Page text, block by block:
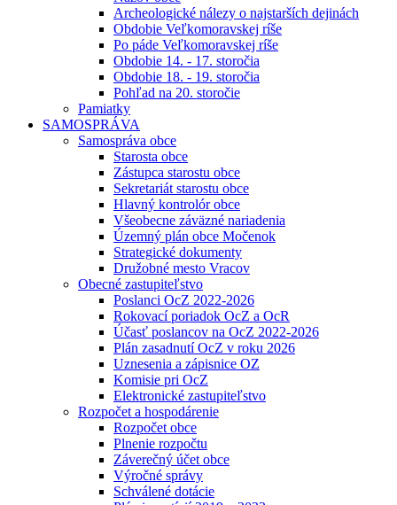
Archeologické nálezy o najstarších dejinách
Obdobie Veľkomoravskej ríše
Po páde Veľkomoravskej ríše
Obdobie 14. - 17. storočia
Obdobie 18. - 19. storočia
Pohľad na 20. storočie
Pamiatky
SAMOSPRÁVA
Samospráva obce
Starosta obce
Zástupca starostu obce
Sekretariát starostu obce
Hlavný kontrolór obce
Všeobecne záväzné nariadenia
Územný plán obce Močenok
Strategické dokumenty
Družobné mesto Vracov
Obecné zastupiteľstvo
Poslanci OcZ 2022-2026
Rokovací poriadok OcZ a OcR
Účasť poslancov na OcZ 2022-2026
Plán zasadnutí OcZ v roku 2026
Uznesenia a zápisnice OZ
Komisie pri OcZ
Elektronické zastupiteľstvo
Rozpočet a hospodárenie
Rozpočet obce
Plnenie rozpočtu
Záverečný účet obce
Výročné správy
Schválené dotácie